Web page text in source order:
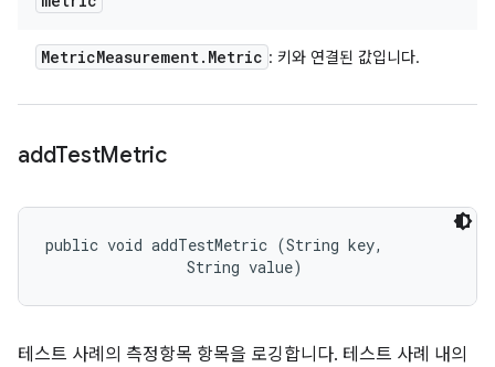
MetricMeasurement. Metric : 키와 연결된 값입니다.
addTestMetric
public void addTestMetric (String key,
                String value)
테스트 사례의 측정항목 항목을 로깅합니다. 테스트 사례 내의